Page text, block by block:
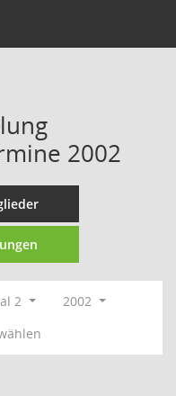
2002
2
2002